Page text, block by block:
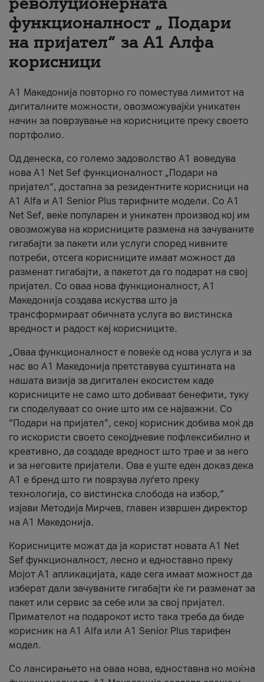
За нас
#ПодобарОнлајн
функционалност „ Подари
на пријател“ за А1 Алфа
корисници
А1 Македонија повторно го поместува лимитот на
дигиталните можности, овозможувајќи уникатен
начин за поврзување на корисниците преку своето
портфолио.
Од денеска, со големо задоволство А1 воведува
нова A1 Net Sef функционалност „Подари на
пријател“, достапна за резидентните корисници на
А1 Alfa и A1 Senior Plus тарифните модели. Со A1
Net Sef, веќе популарен и уникатен производ кој им
овозможува на корисниците размена на зачуваните
гигабајти за пакети или услуги според нивните
потреби, отсега корисниците имаат можност да
разменат гигабајти, а пакетот да го подарат на свој
пријател. Со оваа нова функционалност, А1
Македонија создава искуства што ја
трансформираат обичната услуга во вистинска
вредност и радост кај корисниците.
„Оваа функционалност е повеќе од нова услуга и за
нас во А1 Македонија претставува суштината на
нашата визија за дигитален екосистем каде
корисниците не само што добиваат бенефити, туку
ги споделуваат со оние што им се најважни. Со
“Подари на пријател”, секој корисник добива моќ да
го искористи своето секојдневие пофлексибилно и
креативно, да создаде вредност што трае и за него
и за неговите пријатели. Ова е уште еден доказ дека
А1 е бренд што ги поврзува луѓето преку
технологија, со вистинска слобода на избор,“
изјави Методија Мирчев, главен извршен директор
на А1 Македонија.
Корисниците можат да ја користат новата А1 Net
Sef функционалност, лесно и едноставно преку
Мојот А1 апликацијата, каде сега имаат можност да
изберат дали зачуваните гигабајти ќе ги разменат за
пакет или сервис за себе или за свој пријател.
Примателот на подарокот исто така треба да биде
корисник на А1 Alfa или A1 Senior Plus тарифен
модел.
Со лансирањето на оваа нова, едноставна но моќна